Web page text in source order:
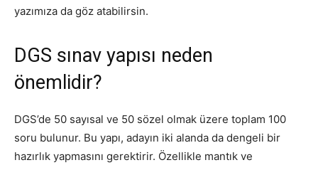
yazımıza da göz atabilirsin.
DGS sınav yapısı neden
önemlidir?
DGS’de 50 sayısal ve 50 sözel olmak üzere toplam 100
soru bulunur. Bu yapı, adayın iki alanda da dengeli bir
hazırlık yapmasını gerektirir. Özellikle mantık ve